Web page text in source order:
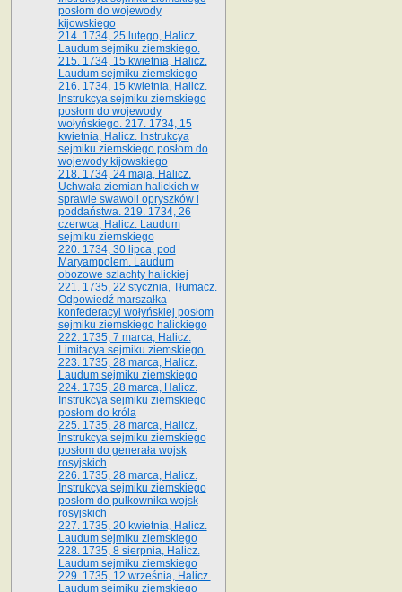
posłom do wojewody
kijowskiego
214. 1734, 25 lutego, Halicz.
Laudum sejmiku ziemskiego.
215. 1734, 15 kwietnia, Halicz.
Laudum sejmiku ziemskiego
216. 1734, 15 kwietnia, Halicz.
Instrukcya sejmiku ziemskiego
posłom do wojewody
wołyńskiego. 217. 1734, 15
kwietnia, Halicz. Instrukcya
sejmiku ziemskiego posłom do
wojewody kijowskiego
218. 1734, 24 maja, Halicz.
Uchwała ziemian halickich w
sprawie swawoli opryszków i
poddaństwa. 219. 1734, 26
czerwca, Halicz. Laudum
sejmiku ziemskiego
220. 1734, 30 lipca, pod
Maryampolem. Laudum
obozowe szlachty halickiej
221. 1735, 22 stycznia, Tłumacz.
Odpowiedź marszałka
konfederacyi wołyńskiej posłom
sejmiku ziemskiego halickiego
222. 1735, 7 marca, Halicz.
Limitacya sejmiku ziemskiego.
223. 1735, 28 marca, Halicz.
Laudum sejmiku ziemskiego
224. 1735, 28 marca, Halicz.
Instrukcya sejmiku ziemskiego
posłom do króla
225. 1735, 28 marca, Halicz.
Instrukcya sejmiku ziemskiego
posłom do generała wojsk
rosyjskich
226. 1735, 28 marca, Halicz.
Instrukcya sejmiku ziemskiego
posłom do pułkownika wojsk
rosyjskich
227. 1735, 20 kwietnia, Halicz.
Laudum sejmiku ziemskiego
228. 1735, 8 sierpnia, Halicz.
Laudum sejmiku ziemskiego
229. 1735, 12 września, Halicz.
Laudum sejmiku ziemskiego